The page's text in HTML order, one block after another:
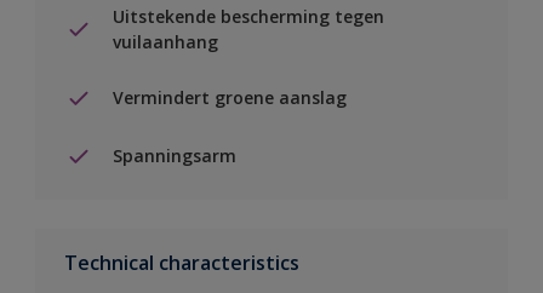
Uitstekende bescherming tegen
vuilaanhang
Vermindert groene aanslag
Spanningsarm
Technical characteristics